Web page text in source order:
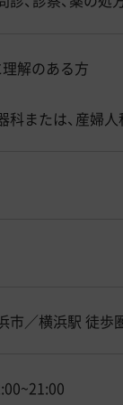
理解のある方
科または、産婦
市／横浜駅 徒歩